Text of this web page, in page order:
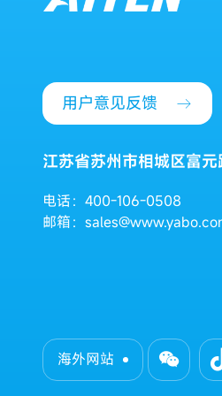
用户意见反馈
江苏省苏州市相城区富元
电话：400-106-0508
邮箱：
海外网站